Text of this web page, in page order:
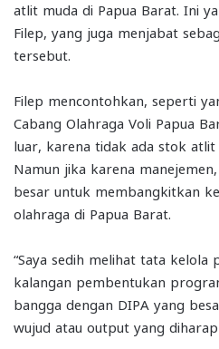
atlit muda di Papua Barat. Ini
Filep, yang juga menjabat
tersebut.
Filep mencontohkan, seperti
Cabang Olahraga Voli Papua
luar, karena tidak ada stok atlit
Namun jika karena
besar untuk membangkitkan
olahraga di Papua Barat.
“Saya sedih melihat tata kelola
kalangan pembentukan
bangga dengan DIPA yang
wujud atau output yang